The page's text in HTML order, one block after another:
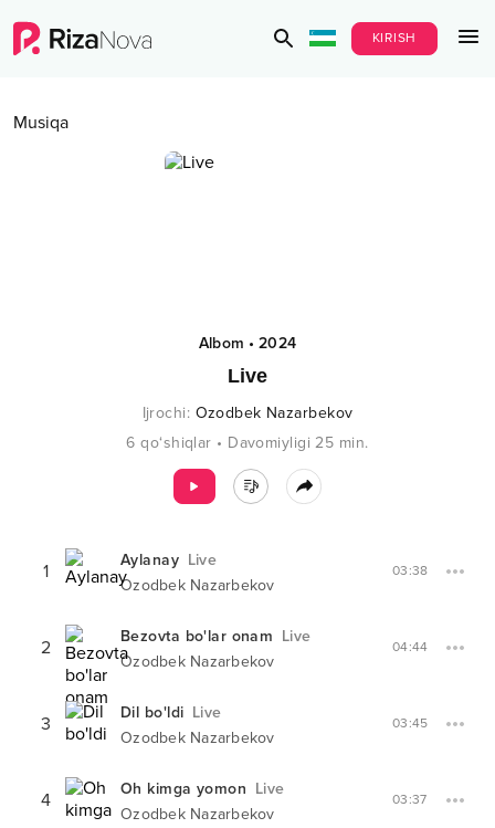
KIRISH
Musiqa
Albom •2024
Live
Ijrochi: Ozodbek Nazarbekov
6 qo‘shiqlar • Davomiyligi 25 min.
1 Aylanay Live
Ozodbek Nazarbekov
03:38
2 Bezovta bo'lar onam Live
Ozodbek Nazarbekov
04:44
3 Dil bo'ldi Live
Ozodbek Nazarbekov
03:45
4 Oh kimga yomon Live
Ozodbek Nazarbekov
03:37